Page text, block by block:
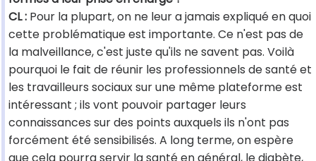
CL : Pour la plupart, on ne leur a jamais expliqué en quoi
cette problématique est importante. Ce n'est pas de
la malveillance, c'est juste qu'ils ne savent pas. Voilà
pourquoi le fait de réunir les professionnels de santé et
les travailleurs sociaux sur une même plateforme est
intéressant ; ils vont pouvoir partager leurs
connaissances sur des points auxquels ils n'ont pas
forcément été sensibilisés. A long terme, on espère